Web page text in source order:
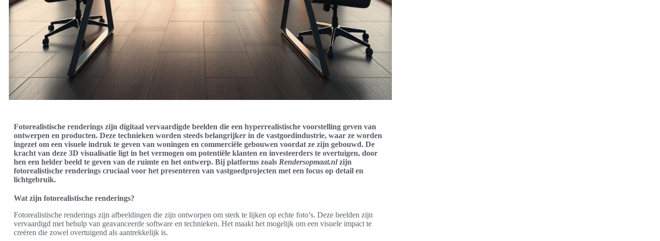
Fotorealistische renderings zijn digitaal vervaardigde beelden die een hyperrealistische voorstelling geven van
ontwerpen en producten. Deze technieken worden steeds belangrijker in de vastgoedindustrie, waar ze worden
ingezet om een visuele indruk te geven van woningen en commerciële gebouwen voordat ze zijn gebouwd. De
kracht van deze 3D visualisatie ligt in het vermogen om potentiële klanten en investeerders te overtuigen, door
hen een helder beeld te geven van de ruimte en het ontwerp. Bij platforms zoals Rendersopmaat.nlzijn
fotorealistische renderings cruciaal voor het presenteren van vastgoedprojecten met een focus op detail en
lichtgebruik.
Wat zijn fotorealistische renderings?
Fotorealistische renderings zijn afbeeldingen die zijn ontworpen om sterk te lijken op echte foto’s. Deze beelden zijn
vervaardigd met behulp van geavanceerde software en technieken. Het maakt het mogelijk om een visuele impact te
creëren die zowel overtuigend als aantrekkelijk is.